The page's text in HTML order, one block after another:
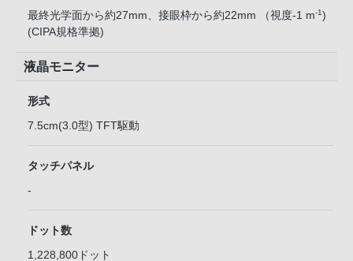
最終光学面から約27mm、接眼枠から約22mm （視度-1 m-1)
(CIPA規格準拠)
液晶モニター
形式
7.5cm(3.0型) TFT駆動
タッチパネル
-
ドット数
1,228,800ドット